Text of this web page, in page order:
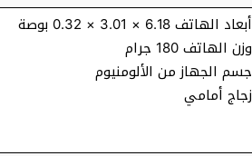
أبعاد الهاتف 6.18 × 3.01 × 0.32 بوصة
وزن الهاتف 180 جرام
جسم الجهاز من الألومنيوم
زجاج أمامي